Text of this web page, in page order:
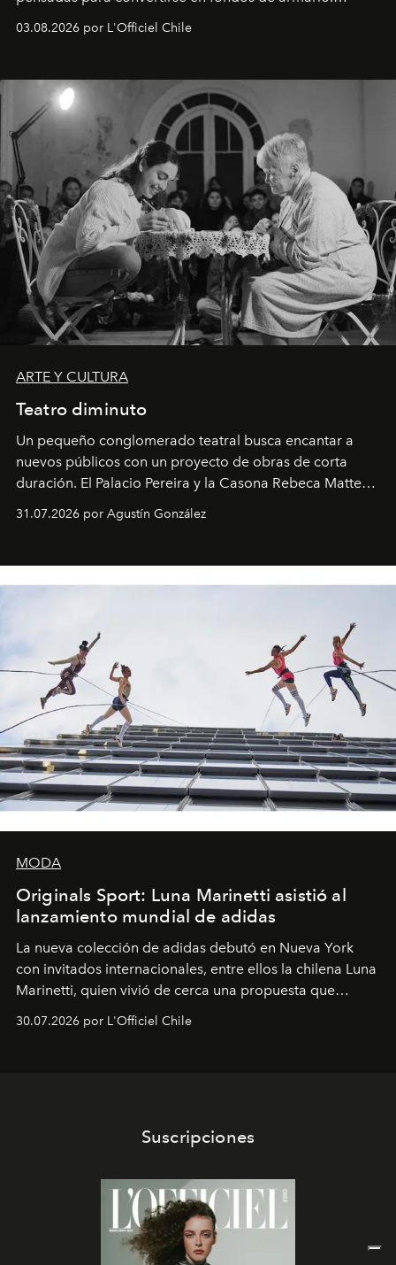
03.08.2026 por L'Officiel Chile
ARTE Y CULTURA
Teatro diminuto
Un pequeño conglomerado teatral busca encantar a
nuevos públicos con un proyecto de obras de corta
duración. El Palacio Pereira y la Casona Rebeca Matte
miniobras. Sus puestas en escena son limpias; ponen el
31.07.2026 por Agustín González
MODA
Originals Sport: Luna Marinetti asistió al
lanzamiento mundial de adidas
La nueva colección de adidas debutó en Nueva York
con invitados internacionales, entre ellos la chilena Luna
Marinetti, quien vivió de cerca una propuesta que
30.07.2026 por L'Officiel Chile
Suscripciones